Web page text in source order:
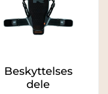
Beskyttelses
dele